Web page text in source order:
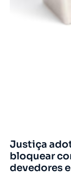
Justiça
bloquear
devedores